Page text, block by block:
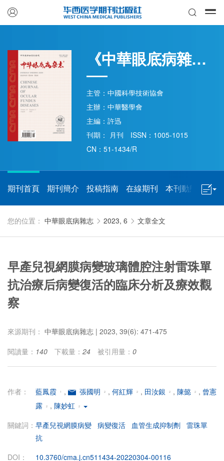


《中華眼底病雜志》
主管：中國科學技術協會
主辦：中華醫學會
主編：許迅
刊期： 月刊
ISSN：1005-1015
CN：51-1434/R
期刊首頁 期刊簡介 投稿指南 在線期刊 本刊動態 期刊

您的位置： 中華眼底病雜志  2023, 6  文章全文
早產兒視網膜病變玻璃體腔注射雷珠單
抗治療后病變復活的臨床分析及療效觀
察
來源期刊： 中華眼底病雜志 | 2023, 39(6): 471-475
閱讀量： 140 下載量： 24 被引用量： 0
作者： 藍鳳霞 1 ,  張國明 2 , 何紅輝 2 , 田汝銀 2 , 陳懿 2 , 曾憲
露
2 , 陳妙虹 2
關鍵詞： 早產兒視網膜病變 病變復活 血管生成抑制劑 雷珠單
抗
DOI：
10.3760/cma.j.cn511434-20220304-00116